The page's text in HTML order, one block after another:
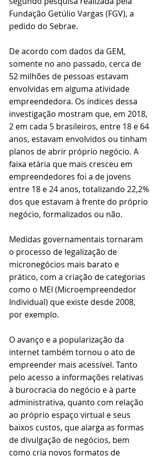
Fundação Getúlio Vargas (FGV), a
pedido do Sebrae.
De acordo com dados da GEM,
somente no ano passado, cerca de
52 milhões de pessoas estavam
envolvidas em alguma atividade
empreendedora. Os índices dessa
investigação mostram que, em 2018,
2 em cada 5 brasileiros, entre 18 e 64
anos, estavam envolvidos ou tinham
planos de abrir próprio negócio. A
faixa etária que mais cresceu em
empreendedores foi a de jovens
entre 18 e 24 anos, totalizando 22,2%
dos que estavam à frente do próprio
negócio, formalizados ou não.
Medidas governamentais tornaram
o processo de legalização de
micronegócios mais barato e
prático, com a criação de categorias
como o MEI (Microempreendedor
Individual) que existe desde 2008,
por exemplo.
O avanço e a popularização da
internet também tornou o ato de
empreender mais acessível. Tanto
pelo acesso a informações relativas
à burocracia do negócio e à parte
administrativa, quanto com relação
ao próprio espaço virtual e seus
baixos custos, que alarga as formas
de divulgação de negócios, bem
como cria novos formatos de